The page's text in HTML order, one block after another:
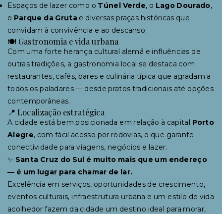
Espaços de lazer como o Túnel Verde, o Lago Dourado,
o Parque da Grutae diversas praças históricas que
convidam à convivência e ao descanso;
🍽 Gastronomia e vida urbana
Com uma forte herança cultural alemã e influências de
outras tradições, a gastronomia local se destaca com
restaurantes, cafés, bares e culinária típica que agradam a
todos os paladares — desde pratos tradicionais até opções
contemporâneas.
📍 Localização estratégica
A cidade está bem posicionada em relação à capital Porto
Alegre, com fácil acesso por rodovias, o que garante
conectividade para viagens, negócios e lazer.
✨ Santa Cruz do Sul é muito mais que um endereço
— é um lugar para chamar de lar.
Excelência em serviços, oportunidades de crescimento,
eventos culturais, infraestrutura urbana e um estilo de vida
acolhedor fazem da cidade um destino ideal para morar,